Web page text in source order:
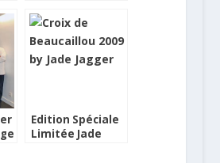
du Tourisme
Edition Spéciale
Limitée Jade